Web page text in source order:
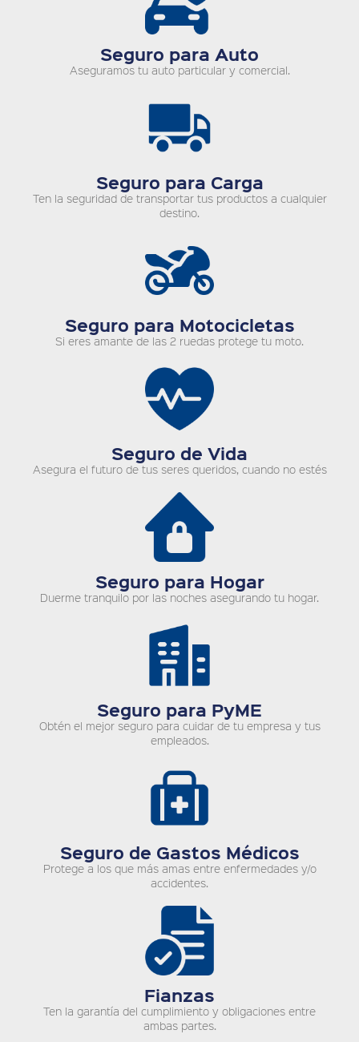
Seguro para Auto
Aseguramos tu auto particular y comercial.
Seguro para Carga
Ten la seguridad de transportar tus productos a cualquier
destino.
Seguro para Motocicletas
Si eres amante de las 2 ruedas protege tu moto.
Seguro de Vida
Asegura el futuro de tus seres queridos, cuando no estés
Seguro para Hogar
Duerme tranquilo por las noches asegurando tu hogar.
Seguro para PyME
Obtén el mejor seguro para cuidar de tu empresa y tus
empleados.
Seguro de Gastos Médicos
Protege a los que más amas entre enfermedades y/o
accidentes.
Fianzas
Ten la garantía del cumplimiento y obligaciones entre
ambas partes.